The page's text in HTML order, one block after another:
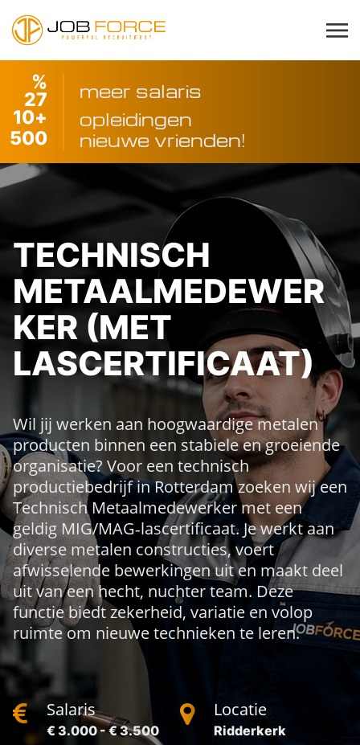
%
27
meer salaris
+
10
opleidingen
500
nieuwe vrienden!
TECHNISCH
METAALMEDEWER
KER (MET
LASCERTIFICAAT)
Wil jij werken aan hoogwaardige metalen
producten binnen een stabiele en groeiende
organisatie? Voor een technisch
productiebedrijf in Rotterdam zoeken wij een
Technisch Metaalmedewerker met een
geldig MIG/MAG‑lascertificaat. Je werkt aan
diverse metalen constructies, voert
afwisselende bewerkingen uit en maakt deel
uit van een hecht, nuchter team. Deze
functie biedt zekerheid, variatie en volop
ruimte om nieuwe technieken te leren.
Salaris
€ 3.000 - € 3.500
Locatie
Ridderkerk